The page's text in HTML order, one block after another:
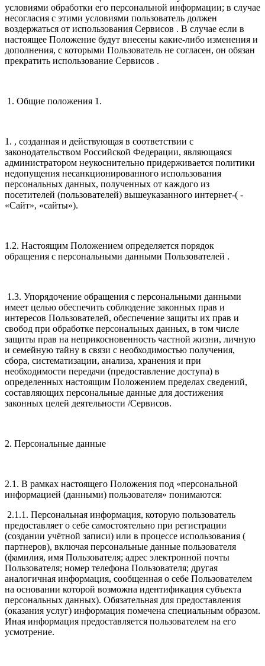
условиями обработки его персональной информации; в случае
несогласия с этими условиями пользователь должен
воздержаться от использования Сервисов . В случае если в
настоящее Положение будут внесены какие-либо изменения и
дополнения, с которыми Пользователь не согласен, он обязан
прекратить использование Сервисов .
1. Общие положения 1.
1. , созданная и действующая в соответствии с
законодательством Российской Федерации, являющаяся
администратором неукоснительно придерживается политики
недопущения несанкционированного использования
персональных данных, полученных от каждого из
посетителей (пользователей) вышеуказанного интернет-( -
«Сайт», «сайты»).
1.2. Настоящим Положением определяется порядок
обращения с персональными данными Пользователей .
1.3. Упорядочение обращения с персональными данными
имеет целью обеспечить соблюдение законных прав и
интересов Пользователей, обеспечение защиты их прав и
свобод при обработке персональных данных, в том числе
защиты прав на неприкосновенность частной жизни, личную
и семейную тайну в связи с необходимостью получения,
сбора, систематизации, анализа, хранения и при
необходимости передачи (предоставление доступа) в
определенных настоящим Положением пределах сведений,
составляющих персональные данные для достижения
законных целей деятельности /Сервисов.
2. Персональные данные
2.1. В рамках настоящего Положения под «персональной
информацией (данными) пользователя» понимаются:
2.1.1. Персональная информация, которую пользователь
предоставляет о себе самостоятельно при регистрации
(создании учётной записи) или в процессе использования (
партнеров), включая персональные данные пользователя
(фамилия, имя Пользователя; адрес электронной почты
Пользователя; номер телефона Пользователя; другая
аналогичная информация, сообщенная о себе Пользователем
на основании которой возможна идентификация субъекта
персональных данных). Обязательная для предоставления
(оказания услуг) информация помечена специальным образом.
Иная информация предоставляется пользователем на его
усмотрение.